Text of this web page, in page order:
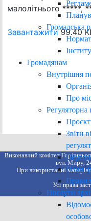
Громадська
Громадянам
Внутрішня
Про
Регуляторна
Звіти
План
Послуги
малолітнього *****,
Завантажити99.40
Виконавчий комітет
вул. Миру,
При використанні
Усі права